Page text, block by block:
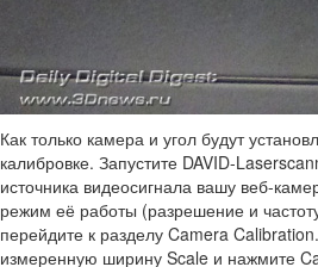
Как только камера и угол будут
калибровке. Запустите DAVID-
источника видеосигнала вашу веб-
режим её работы (разрешение и
перейдите к разделу Camera
измеренную ширину Scale и нажмите